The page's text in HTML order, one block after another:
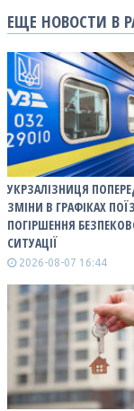
ЕЩЕ НОВОСТИ В
УКРЗАЛІЗНИЦЯ
ЗМІНИ В ГРАФІКАХ
ПОГІРШЕННЯ
СИТУАЦІЇ
2026-08-07 16:44